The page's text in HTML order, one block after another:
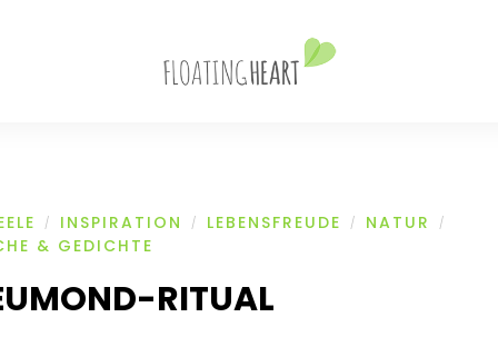
/ INSPIRATION / LEBENSFREUDE / NATUR /
& GEDICHTE
RITUAL